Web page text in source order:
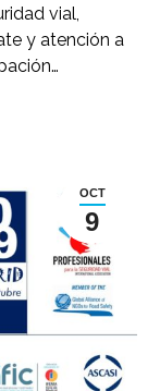
vial,
y atención a
OCT
9